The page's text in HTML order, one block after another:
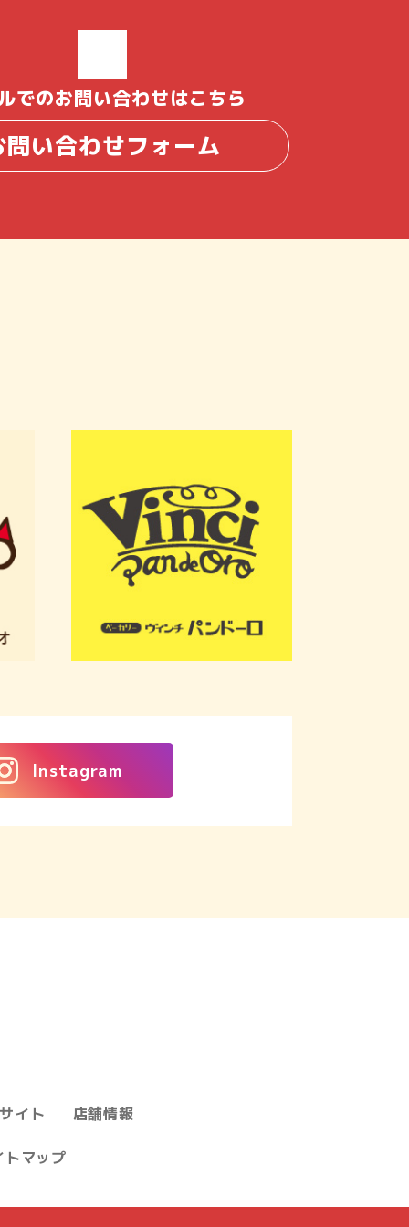
でのお問い合わせはこちら
問い合わせフォーム
Instagram
イト 店舗情報
トマップ